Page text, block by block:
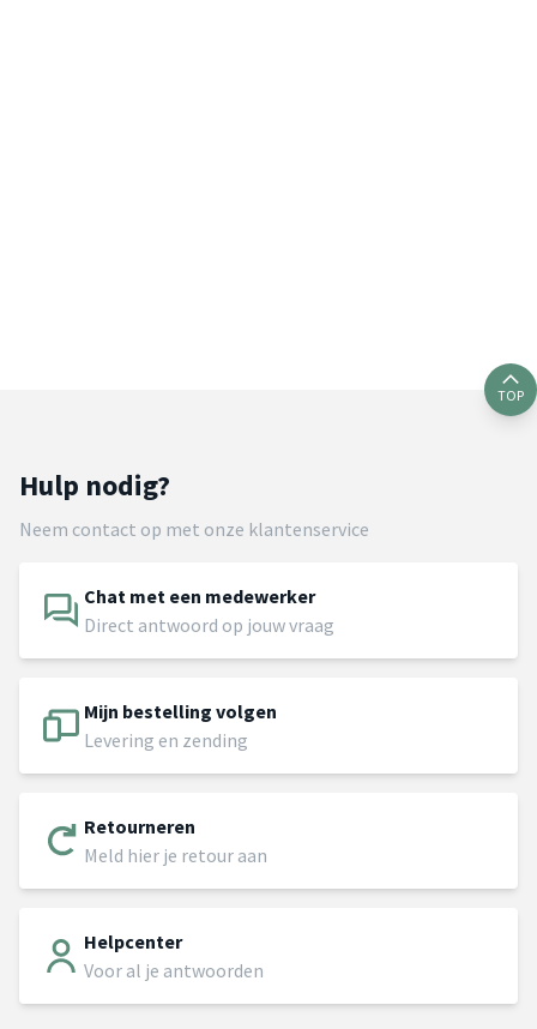
TOP
Hulp nodig?
Neem contact op met onze klantenservice
Chat met een medewerker
Direct antwoord op jouw vraag
Mijn bestelling volgen
Levering en zending
Retourneren
Meld hier je retour aan
Helpcenter
Voor al je antwoorden